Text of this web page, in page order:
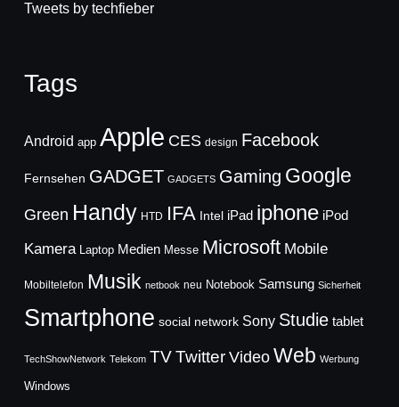
Tweets by techfieber
Tags
Android app Apple CES design Facebook
Fernsehen GADGET GADGETS Gaming Google
Green Handy HTD IFA Intel iPad iphone iPod
Kamera Laptop Medien Messe Microsoft Mobile
Mobiltelefon Musik netbook neu Notebook Samsung Sicherheit
Smartphone social network Sony Studie tablet
TechShowNetwork Telekom TVTwitter Video Web Werbung
Windows